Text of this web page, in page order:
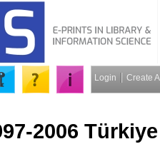
Login Create
2006